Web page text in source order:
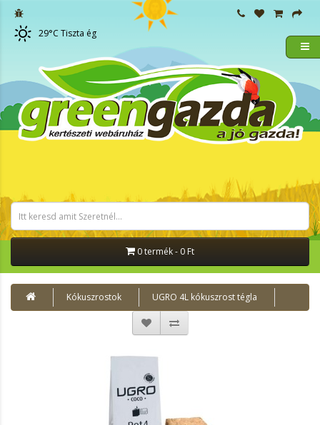
29°C Tiszta ég
0 termék - 0 Ft
Kókuszrostok UGRO 4L kókuszrost tégla